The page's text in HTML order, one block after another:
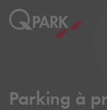
Parking à